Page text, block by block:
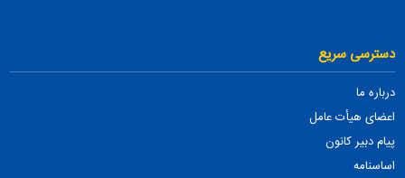
دسترسی سریع
درباره ما
اعضای هیأت عامل
پیام دبیر کانون
اساسنامه